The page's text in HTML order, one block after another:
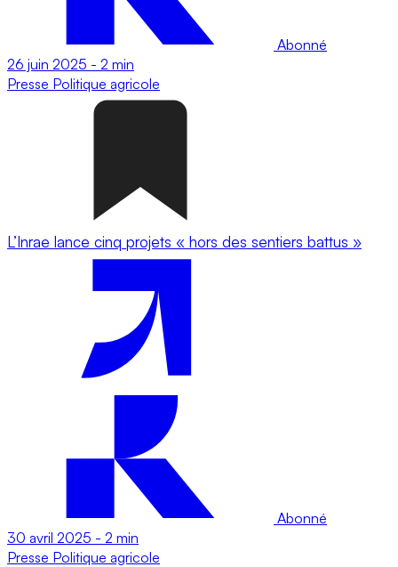
Abonné
26 juin 2025 - 2 min
Presse Politique agricole
L’Inrae lance cinq projets « hors des sentiers battus »
Abonné
30 avril 2025 - 2 min
Presse Politique agricole